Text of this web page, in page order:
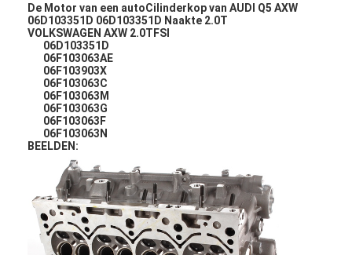
De Motor van een autoCilinderkop van AUDI Q5 AXW
06D103351D 06D103351D Naakte 2.0T
VOLKSWAGEN AXW 2.0TFSI
06D103351D
06F103063AE
06F103903X
06F103063C
06F103063M
06F103063G
06F103063F
06F103063N
BEELDEN: